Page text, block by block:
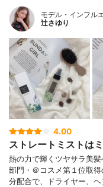
モデル・インフル
辻さゆり
4.00
ストレートミストは
熱の力で輝くツヤサラ美
部門・＠コスメ第１位取
分配合で、ドライヤー、